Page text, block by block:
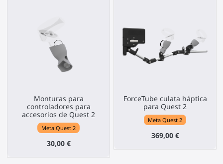
Monturas para
controladores para
accesorios de Quest 2
Meta Quest 2
30,00 €
ForceTube culata háptica
para Quest 2
Meta Quest 2
369,00 €